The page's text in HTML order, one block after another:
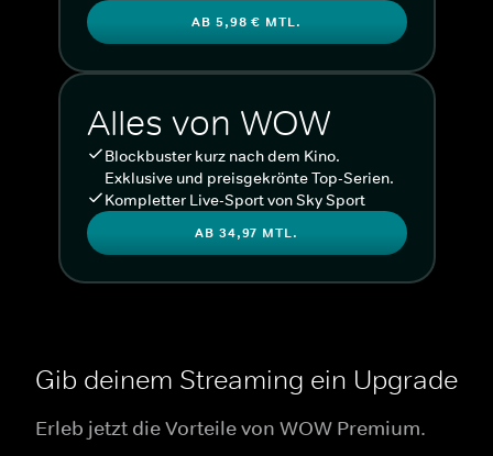
AB 5,98 € MTL.
Alles von WOW
Blockbuster kurz nach dem Kino.
Exklusive und preisgekrönte Top-Serien.
Kompletter Live-Sport von Sky Sport
AB 34,97 MTL.
Gib deinem Streaming ein Upgrade
Erleb jetzt die Vorteile von WOW Premium.